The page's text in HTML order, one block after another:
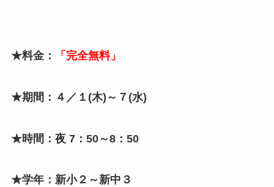
★料金： 「完全無料」
★期間：４／１(木)～７(水)
★時間：夜 7：50～8：50
★学年：新小２～新中３